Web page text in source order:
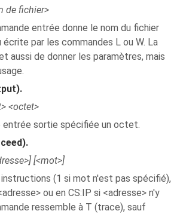
de fichier>
entrée donne le nom du fichier
par les commandes L ou W. La
aussi de donner les paramètres, mais
<octet>
sortie spécifiée un octet.
[<mot>]
(1 si mot n'est pas spécifié),
ou en CS:IP si <adresse> n'y
ressemble à T (trace), sauf